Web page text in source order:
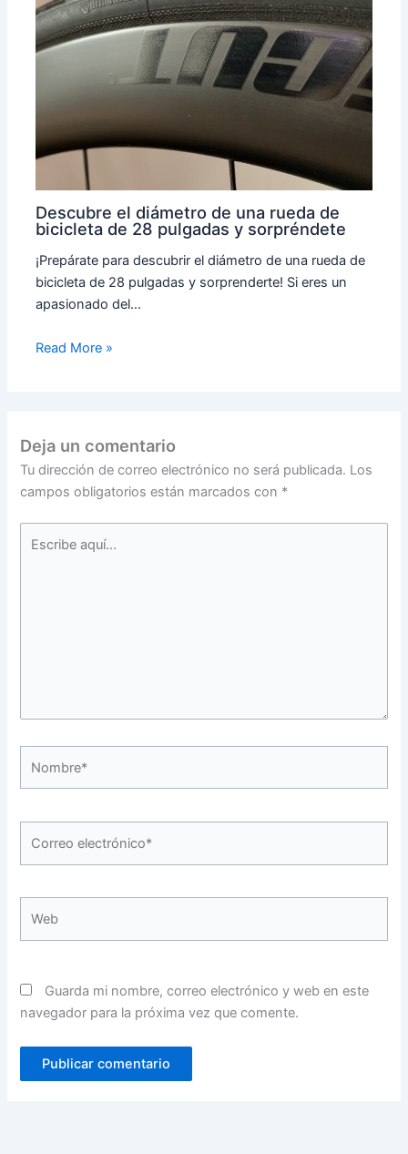
Descubre el diámetro de una rueda de
bicicleta de 28 pulgadas y sorpréndete
¡Prepárate para descubrir el diámetro de una rueda de
bicicleta de 28 pulgadas y sorprenderte! Si eres un
apasionado del…
Read More »
Deja un comentario
Tu dirección de correo electrónico no será publicada. Los
campos obligatorios están marcados con *
aquí...
electrónico*
Guarda mi nombre, correo electrónico y web en este
navegador para la próxima vez que comente.